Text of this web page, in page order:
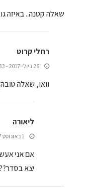
שאלה קטנה.. באיזה
רחלי קרוט
26 ביולי 2017 - 17:33
וואו, שאלה טובה,
ליאורה
1 באוגוסט 2017 - 22:59
יצא בסדר??